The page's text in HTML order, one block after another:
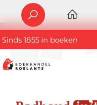
Sinds 1855 in boeken